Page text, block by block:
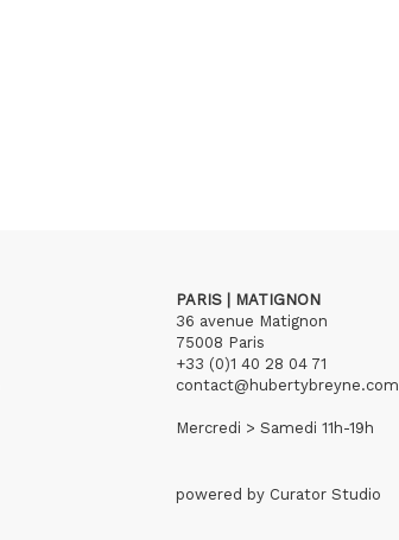
PARIS | MATIGNON
36 avenue Matignon
75008 Paris
+33 (0)1 40 28 04 71
contact@hubertybreyne.com
Mercredi > Samedi 11h-19h
powered by Curator Studio